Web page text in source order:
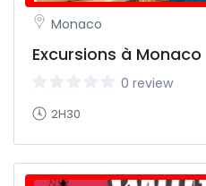
Monaco
Excursions à Monaco
0 review
2H30